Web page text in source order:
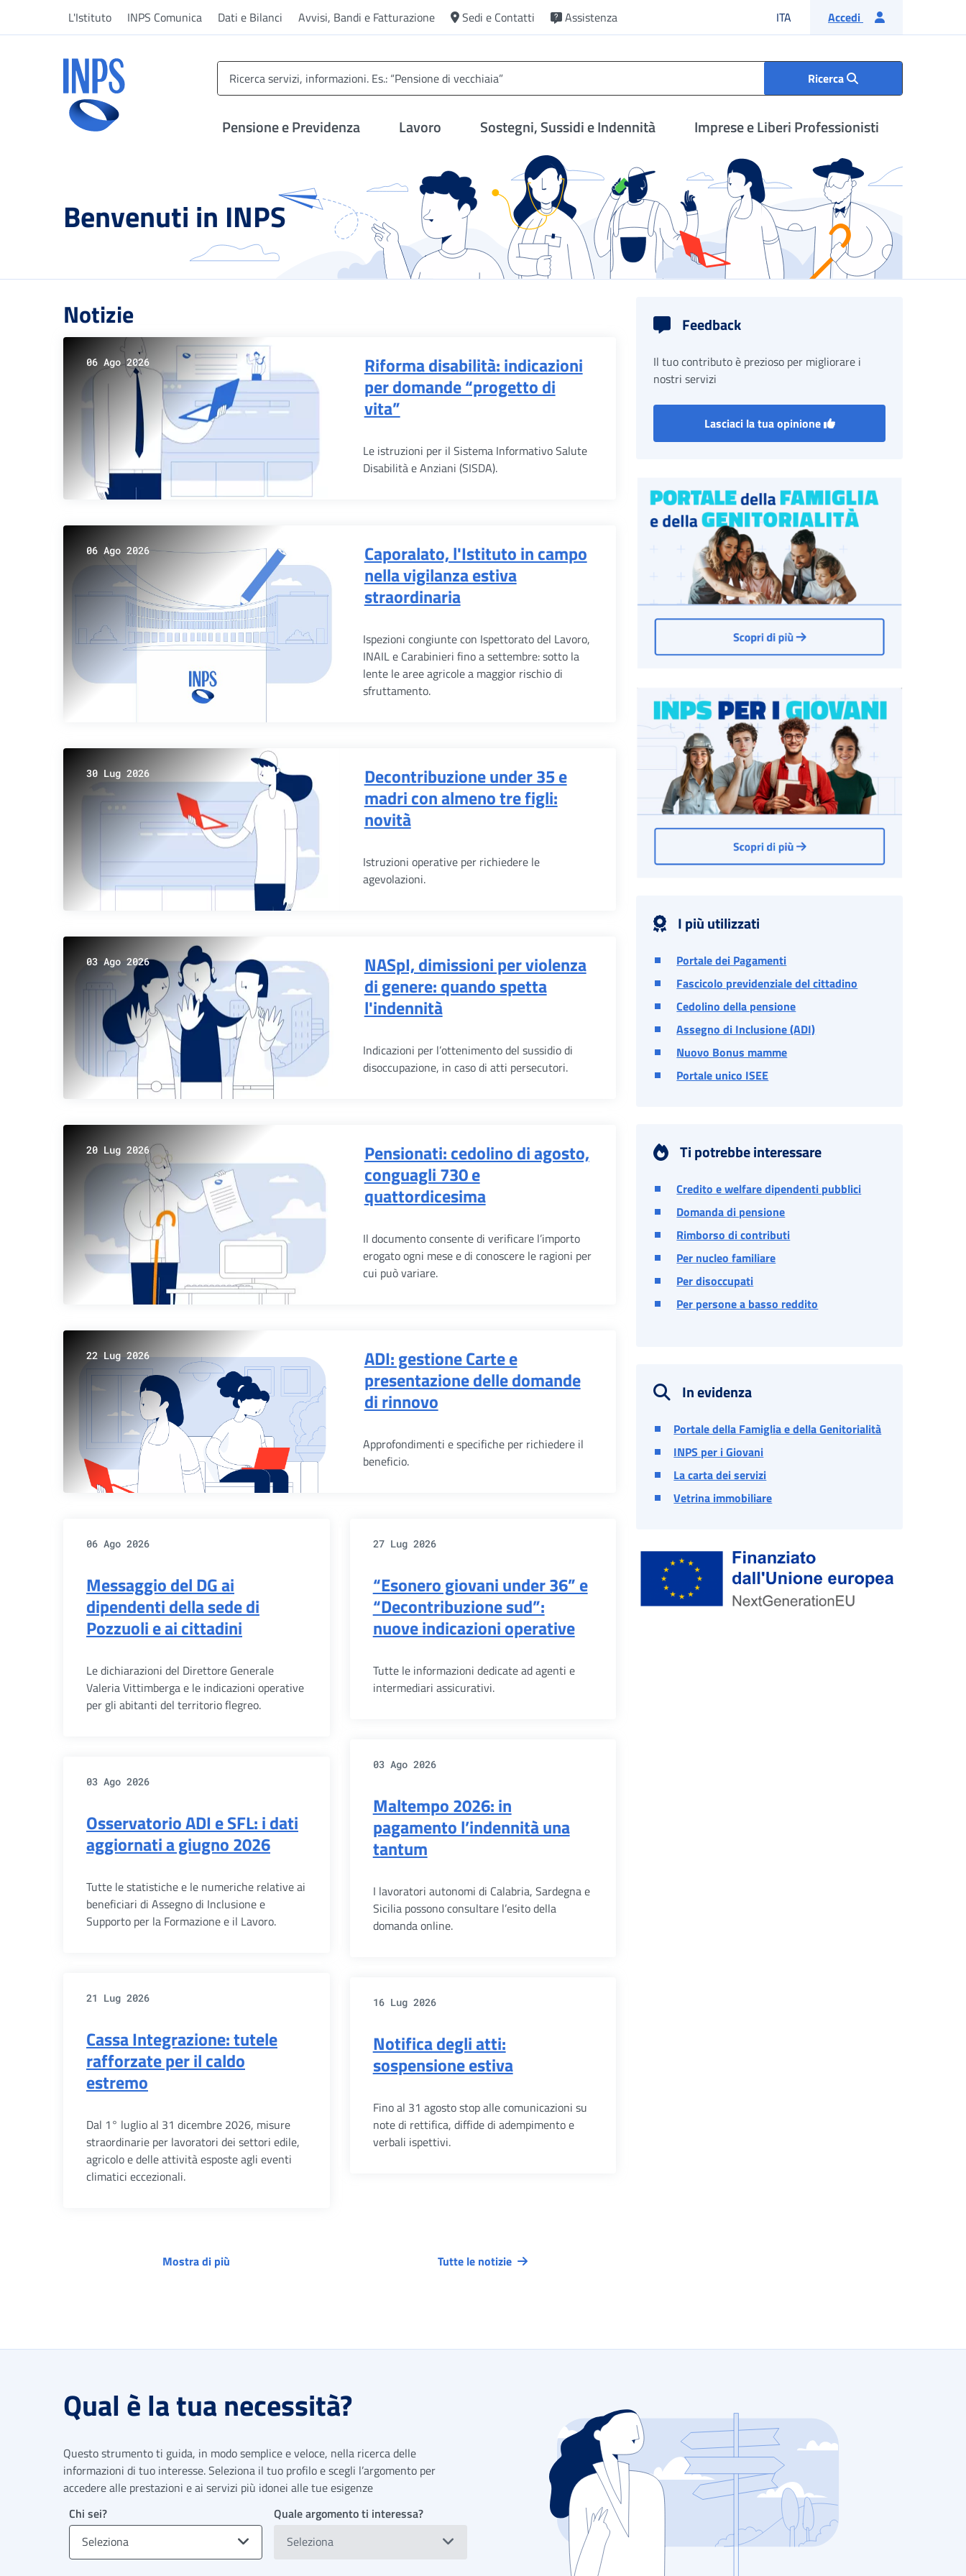
L'Istituto INPS Comunica Dati e Bilanci Avvisi, Bandi e Fatturazione Sedi e Contatti Assistenza ITA Lingua italiana
Accedi
Ricerca
Pensione e Previdenza Lavoro Sostegni, Sussidi e Indennità Imprese e Liberi Professionisti
Benvenuti in INPS
Notizie
06 Ago 2026
Riforma disabilità: indicazioni
per domande “progetto di
vita”
Le istruzioni per il Sistema Informativo Salute
Disabilità e Anziani (SISDA).
06 Ago 2026
Caporalato, l'Istituto in campo
nella vigilanza estiva
straordinaria
Ispezioni congiunte con Ispettorato del Lavoro,
INAIL e Carabinieri fino a settembre: sotto la
lente le aree agricole a maggior rischio di
sfruttamento.
30 Lug 2026
Decontribuzione under 35 e
madri con almeno tre figli:
novità
Istruzioni operative per richiedere le
agevolazioni.
03 Ago 2026
NASpI, dimissioni per violenza
di genere: quando spetta
l'indennità
Indicazioni per l’ottenimento del sussidio di
disoccupazione, in caso di atti persecutori.
20 Lug 2026
Pensionati: cedolino di agosto,
conguagli 730 e
quattordicesima
Il documento consente di verificare l’importo
erogato ogni mese e di conoscere le ragioni per
cui può variare.
22 Lug 2026
ADI: gestione Carte e
presentazione delle domande
di rinnovo
Approfondimenti e specifiche per richiedere il
beneficio.
06 Ago 2026
Messaggio del DG ai
dipendenti della sede di
Pozzuoli e ai cittadini
Le dichiarazioni del Direttore Generale
Valeria Vittimberga e le indicazioni operative
per gli abitanti del territorio flegreo.
27 Lug 2026
“Esonero giovani under 36” e
“Decontribuzione sud”:
nuove indicazioni operative
Tutte le informazioni dedicate ad agenti e
intermediari assicurativi.
03 Ago 2026
Osservatorio ADI e SFL: i dati
aggiornati a giugno 2026
Tutte le statistiche e le numeriche relative ai
beneficiari di Assegno di Inclusione e
Supporto per la Formazione e il Lavoro.
03 Ago 2026
Maltempo 2026: in
pagamento l’indennità una
tantum
I lavoratori autonomi di Calabria, Sardegna e
Sicilia possono consultare l’esito della
domanda online.
21 Lug 2026
Cassa Integrazione: tutele
rafforzate per il caldo
estremo
Dal 1° luglio al 31 dicembre 2026, misure
straordinarie per lavoratori dei settori edile,
agricolo e delle attività esposte agli eventi
climatici eccezionali.
16 Lug 2026
Notifica degli atti:
sospensione estiva
Fino al 31 agosto stop alle comunicazioni su
note di rettifica, diffide di adempimento e
verbali ispettivi.
Mostra di più Tutte le notizie
Feedback
Il tuo contributo è prezioso per migliorare i
nostri servizi
Lasciaci la tua opinione
I più utilizzati
Portale dei Pagamenti
Fascicolo previdenziale del cittadino
Cedolino della pensione
Assegno di Inclusione (ADI)
Nuovo Bonus mamme
Portale unico ISEE
Ti potrebbe interessare
Credito e welfare dipendenti pubblici
Domanda di pensione
Rimborso di contributi
Per nucleo familiare
Per disoccupati
Per persone a basso reddito
In evidenza
Portale della Famiglia e della Genitorialità
INPS per i Giovani
La carta dei servizi
Vetrina immobiliare
Qual è la tua necessità?
Questo strumento ti guida, in modo semplice e veloce, nella ricerca delle
informazioni di tuo interesse. Seleziona il tuo profilo e scegli l’argomento per
accedere alle prestazioni e ai servizi più idonei alle tue esigenze
Chi sei?
Seleziona
Quale argomento ti interessa?
Seleziona